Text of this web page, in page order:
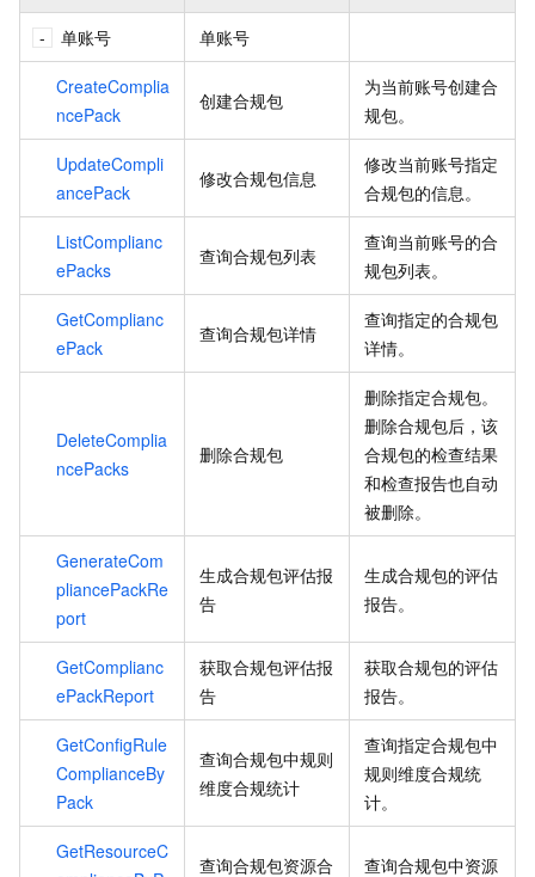
单账号 单账号
CreateComplia
ncePack
创建合规包
为当前账号创建合
规包。
UpdateCompli
ancePack
修改合规包信息
修改当前账号指定
合规包的信息。
ListComplianc
ePacks
查询合规包列表
查询当前账号的合
规包列表。
GetComplianc
ePack
查询合规包详情
查询指定的合规包
详情。
DeleteComplia
ncePacks
删除合规包
删除指定合规包。
删除合规包后，该
合规包的检查结果
和检查报告也自动
被删除。
GenerateCom
pliancePackRe
port
生成合规包评估报
告
生成合规包的评估
报告。
GetComplianc
ePackReport
获取合规包评估报
告
获取合规包的评估
报告。
GetConfigRule
ComplianceBy
Pack
查询合规包中规则
维度合规统计
查询指定合规包中
规则维度合规统
计。
GetResourceC
查询合规包资源合
查询合规包中资源